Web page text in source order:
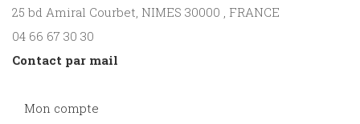
25 bd Amiral Courbet, NIMES 30000 , FRANCE
04 66 67 30 30
Contact par mail
Mon compte